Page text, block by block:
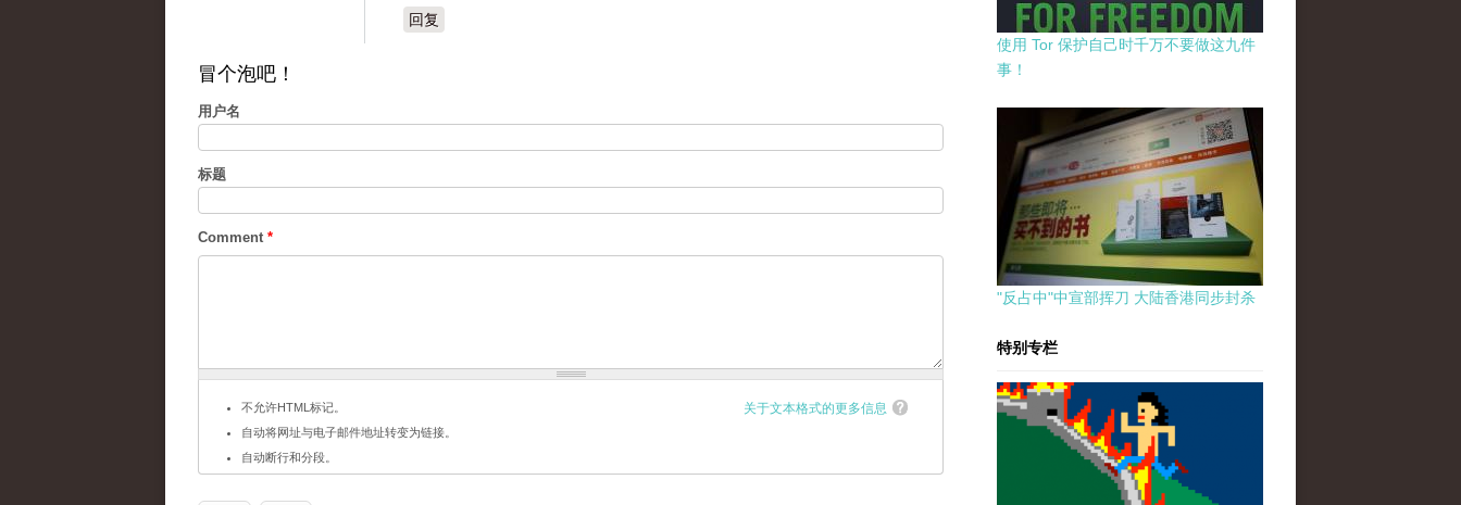
回复
冒个泡吧！
用户名
标题
Comment *
关于文本格式的更多信息
不允许HTML标记。
自动将网址与电子邮件地址转变为链接。
自动断行和分段。
使用 Tor 保护自己时千万不要做这九件
事！
"反占中"中宣部挥刀 大陆香港同步封杀
特别专栏